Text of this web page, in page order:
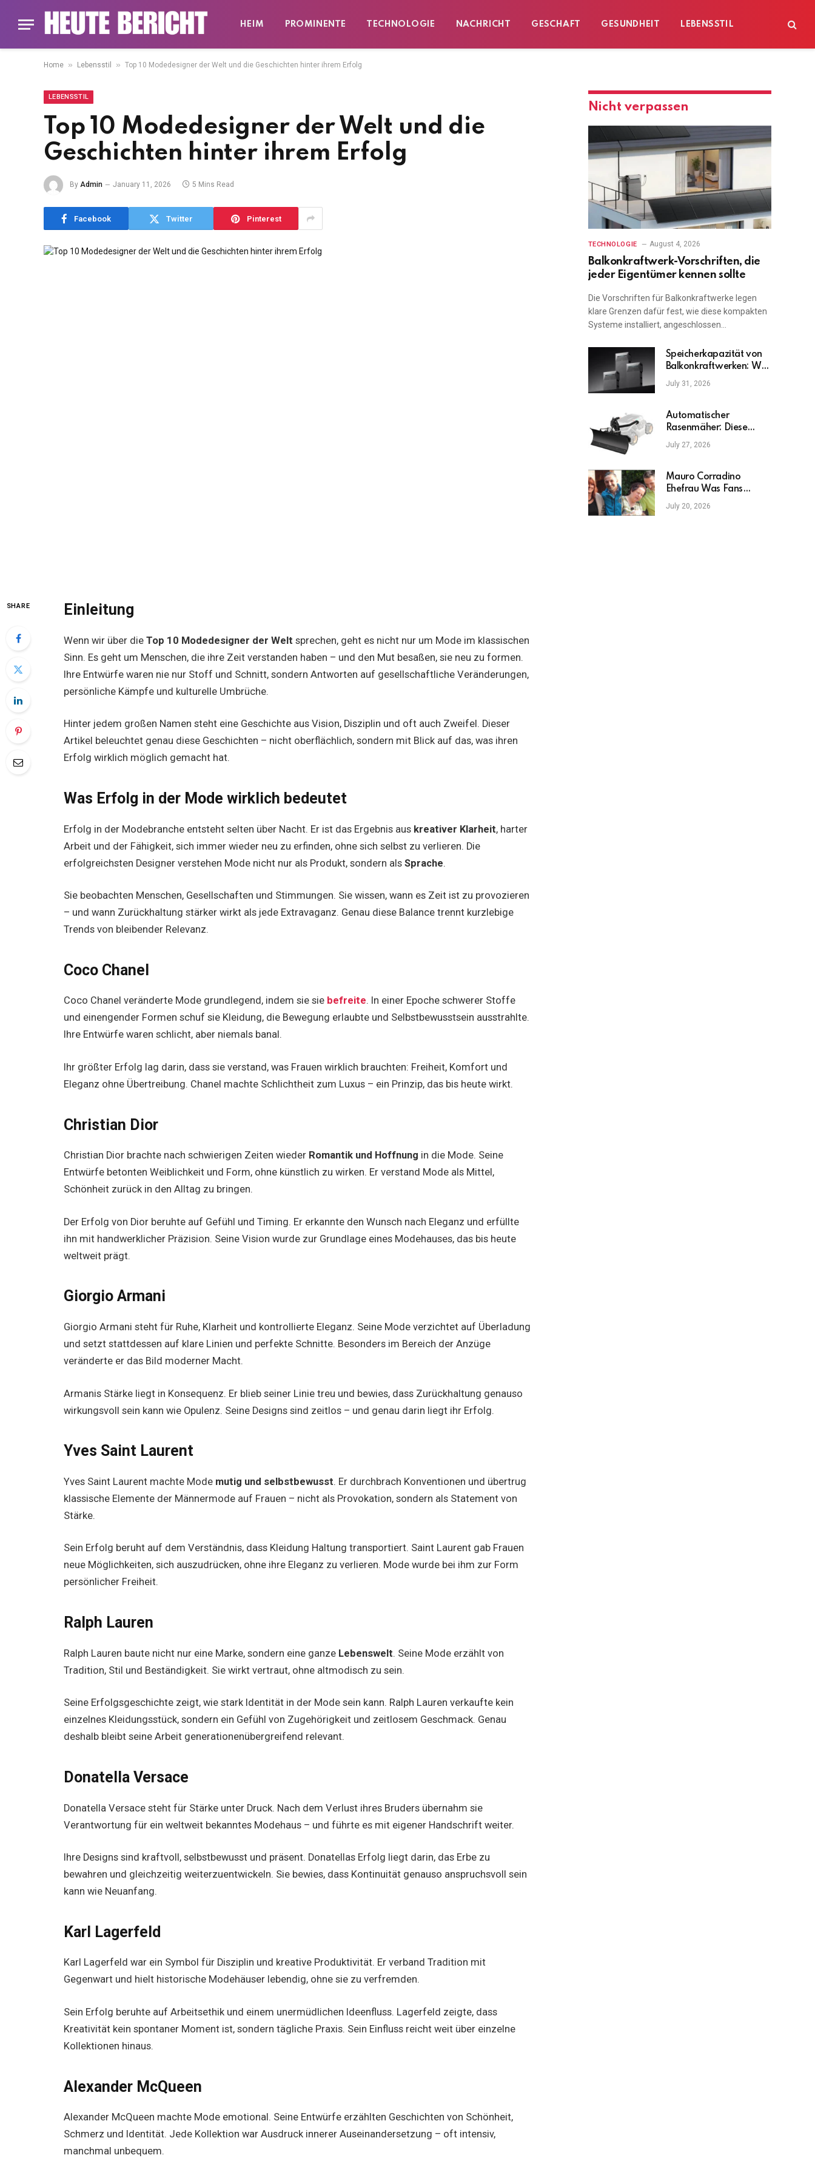
HEIM PROMINENTE TECHNOLOGIE NACHRICHT GESCHAFT GESUNDHEIT LEBENSSTIL
Home » Lebensstil » Top 10 Modedesigner der Welt und die Geschichten hinter ihrem Erfolg
LEBENSSTIL
Top 10 Modedesigner der Welt und die
Geschichten hinter ihrem Erfolg
By Admin January 11, 2026 5 Mins Read
Facebook Twitter Pinterest
SHARE Einleitung
Wenn wir über dieTop 10 Modedesigner der Welt sprechen, geht es nicht nur um Mode im klassischen
Sinn. Es geht um Menschen, die ihre Zeit verstanden haben – und den Mut besaßen, sie neu zu formen.
Ihre Entwürfe waren nie nur Stoff und Schnitt, sondern Antworten auf gesellschaftliche Veränderungen,
persönliche Kämpfe und kulturelle Umbrüche.
Hinter jedem großen Namen steht eine Geschichte aus Vision, Disziplin und oft auch Zweifel. Dieser
Artikel beleuchtet genau diese Geschichten – nicht oberflächlich, sondern mit Blick auf das, was ihren
Erfolg wirklich möglich gemacht hat.
Was Erfolg in der Mode wirklich bedeutet
Erfolg in der Modebranche entsteht selten über Nacht. Er ist das Ergebnis aus kreativer Klarheit, harter
Arbeit und der Fähigkeit, sich immer wieder neu zu erfinden, ohne sich selbst zu verlieren. Die
erfolgreichsten Designer verstehen Mode nicht nur als Produkt, sondern alsSprache.
Sie beobachten Menschen, Gesellschaften und Stimmungen. Sie wissen, wann es Zeit ist zu provozieren
– und wann Zurückhaltung stärker wirkt als jede Extravaganz. Genau diese Balance trennt kurzlebige
Trends von bleibender Relevanz.
Coco Chanel
Coco Chanel veränderte Mode grundlegend, indem sie sie befreite. In einer Epoche schwerer Stoffe
und einengender Formen schuf sie Kleidung, die Bewegung erlaubte und Selbstbewusstsein ausstrahlte.
Ihre Entwürfe waren schlicht, aber niemals banal.
Ihr größter Erfolg lag darin, dass sie verstand, was Frauen wirklich brauchten: Freiheit, Komfort und
Eleganz ohne Übertreibung. Chanel machte Schlichtheit zum Luxus – ein Prinzip, das bis heute wirkt.
Christian Dior
Christian Dior brachte nach schwierigen Zeiten wieder Romantik und Hoffnung in die Mode. Seine
Entwürfe betonten Weiblichkeit und Form, ohne künstlich zu wirken. Er verstand Mode als Mittel,
Schönheit zurück in den Alltag zu bringen.
Der Erfolg von Dior beruhte auf Gefühl und Timing. Er erkannte den Wunsch nach Eleganz und erfüllte
ihn mit handwerklicher Präzision. Seine Vision wurde zur Grundlage eines Modehauses, das bis heute
weltweit prägt.
Giorgio Armani
Giorgio Armani steht für Ruhe, Klarheit und kontrollierte Eleganz. Seine Mode verzichtet auf Überladung
und setzt stattdessen auf klare Linien und perfekte Schnitte. Besonders im Bereich der Anzüge
veränderte er das Bild moderner Macht.
Armanis Stärke liegt in Konsequenz. Er blieb seiner Linie treu und bewies, dass Zurückhaltung genauso
wirkungsvoll sein kann wie Opulenz. Seine Designs sind zeitlos – und genau darin liegt ihr Erfolg.
Yves Saint Laurent
Yves Saint Laurent machte Mode mutig und selbstbewusst. Er durchbrach Konventionen und übertrug
klassische Elemente der Männermode auf Frauen – nicht als Provokation, sondern als Statement von
Stärke.
Sein Erfolg beruht auf dem Verständnis, dass Kleidung Haltung transportiert. Saint Laurent gab Frauen
neue Möglichkeiten, sich auszudrücken, ohne ihre Eleganz zu verlieren. Mode wurde bei ihm zur Form
persönlicher Freiheit.
Ralph Lauren
Ralph Lauren baute nicht nur eine Marke, sondern eine ganze Lebenswelt. Seine Mode erzählt von
Tradition, Stil und Beständigkeit. Sie wirkt vertraut, ohne altmodisch zu sein.
Seine Erfolgsgeschichte zeigt, wie stark Identität in der Mode sein kann. Ralph Lauren verkaufte kein
einzelnes Kleidungsstück, sondern ein Gefühl von Zugehörigkeit und zeitlosem Geschmack. Genau
deshalb bleibt seine Arbeit generationenübergreifend relevant.
Donatella Versace
Donatella Versace steht für Stärke unter Druck. Nach dem Verlust ihres Bruders übernahm sie
Verantwortung für ein weltweit bekanntes Modehaus – und führte es mit eigener Handschrift weiter.
Ihre Designs sind kraftvoll, selbstbewusst und präsent. Donatellas Erfolg liegt darin, das Erbe zu
bewahren und gleichzeitig weiterzuentwickeln. Sie bewies, dass Kontinuität genauso anspruchsvoll sein
kann wie Neuanfang.
Karl Lagerfeld
Karl Lagerfeld war ein Symbol für Disziplin und kreative Produktivität. Er verband Tradition mit
Gegenwart und hielt historische Modehäuser lebendig, ohne sie zu verfremden.
Sein Erfolg beruhte auf Arbeitsethik und einem unermüdlichen Ideenfluss. Lagerfeld zeigte, dass
Kreativität kein spontaner Moment ist, sondern tägliche Praxis. Sein Einfluss reicht weit über einzelne
Kollektionen hinaus.
Alexander McQueen
Alexander McQueen machte Mode emotional. Seine Entwürfe erzählten Geschichten von Schönheit,
Schmerz und Identität. Jede Kollektion war Ausdruck innerer Auseinandersetzung – oft intensiv,
manchmal unbequem.
Nicht verpassen
TECHNOLOGIE August 4, 2026
Balkonkraftwerk-Vorschriften, die
jeder Eigentümer kennen sollte
Die Vorschriften für Balkonkraftwerke legen
klare Grenzen dafür fest, wie diese kompakten
Systeme installiert, angeschlossen…
Speicherkapazität von
Balkonkraftwerken: Was
ist am wichtigsten?
July 31, 2026
Automatischer
Rasenmäher: Diese
Fehler sollten Sie
vermeiden
July 27, 2026
Mauro Corradino
Ehefrau Was Fans
wirklich wissen möchten
July 20, 2026